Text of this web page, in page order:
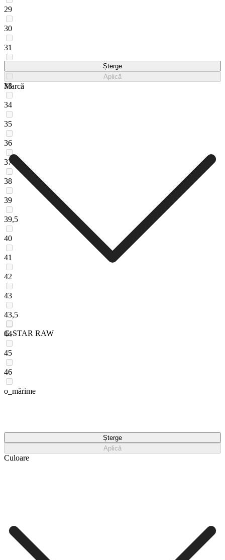
29
30
31
33
34
35
36
37
38
39
39,5
40
41
42
43
43,5
44
45
46
o_mărime
Șterge
Aplică
Marcă
G-STAR RAW
Șterge
Aplică
Culoare